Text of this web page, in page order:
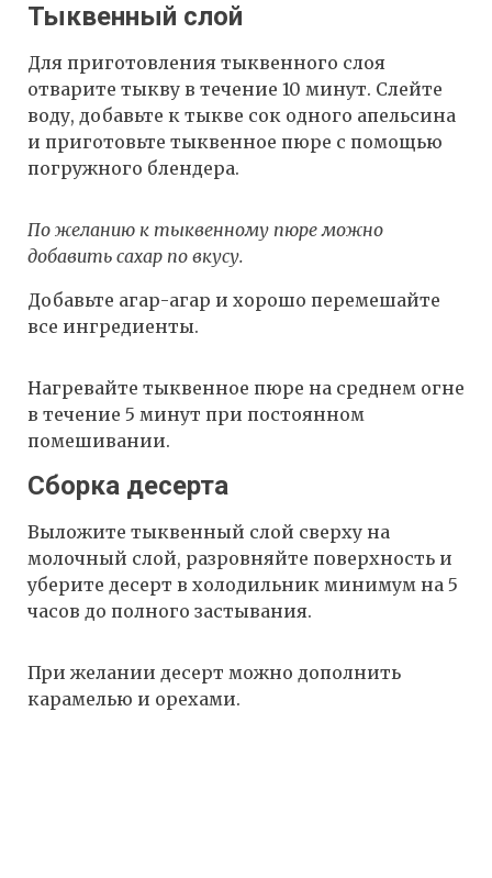
Тыквенный слой
Для приготовления тыквенного слоя
отварите тыкву в течение 10 минут. Слейте
воду, добавьте к тыкве сок одного апельсина
и приготовьте тыквенное пюре с помощью
погружного блендера.
По желанию к тыквенному пюре можно
добавить сахар по вкусу.
Добавьте агар-агар и хорошо перемешайте
все ингредиенты.
Нагревайте тыквенное пюре на среднем огне
в течение 5 минут при постоянном
помешивании.
Сборка десерта
Выложите тыквенный слой сверху на
молочный слой, разровняйте поверхность и
уберите десерт в холодильник минимум на 5
часов до полного застывания.
При желании десерт можно дополнить
карамелью и орехами.